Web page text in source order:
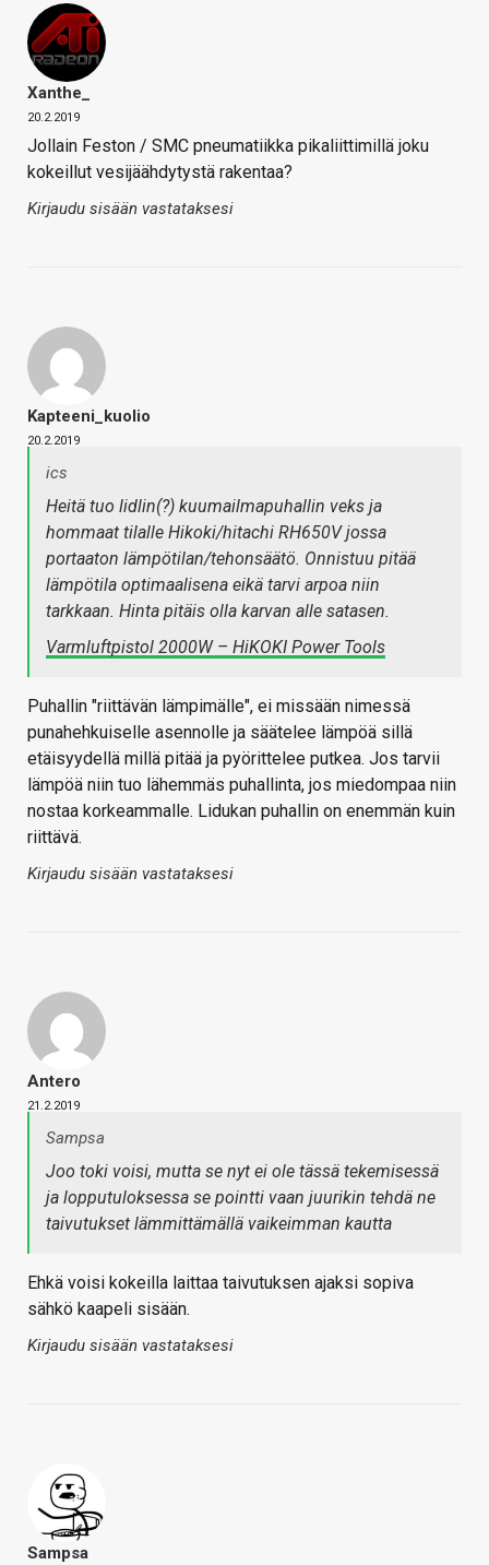
Xanthe_
20.2.2019
Jollain Feston / SMC pneumatiikka pikaliittimillä joku
kokeillut vesijäähdytystä rakentaa?
Kirjaudu sisään vastataksesi
Kapteeni_kuolio
20.2.2019
ics
Heitä tuo lidlin(?) kuumailmapuhallin veks ja
hommaat tilalle Hikoki/hitachi RH650V jossa
portaaton lämpötilan/tehonsäätö. Onnistuu pitää
lämpötila optimaalisena eikä tarvi arpoa niin
tarkkaan. Hinta pitäis olla karvan alle satasen.
Varmluftpistol 2000W – HiKOKI Power Tools
Puhallin "riittävän lämpimälle", ei missään nimessä
punahehkuiselle asennolle ja säätelee lämpöä sillä
etäisyydellä millä pitää ja pyörittelee putkea. Jos tarvii
lämpöä niin tuo lähemmäs puhallinta, jos miedompaa niin
nostaa korkeammalle. Lidukan puhallin on enemmän kuin
riittävä.
Kirjaudu sisään vastataksesi
Antero
21.2.2019
Sampsa
Joo toki voisi, mutta se nyt ei ole tässä tekemisessä
ja lopputuloksessa se pointti vaan juurikin tehdä ne
taivutukset lämmittämällä vaikeimman kautta
Ehkä voisi kokeilla laittaa taivutuksen ajaksi sopiva
sähkö kaapeli sisään.
Kirjaudu sisään vastataksesi
Sampsa